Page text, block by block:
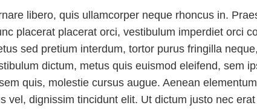
libero, quis ullamcorper neque rhoncus in.
placerat placerat orci, vestibulum imperdiet orci
sed pretium interdum, tortor purus fringilla
dictum, metus quis euismod eleifend, sem
quis, molestie cursus augue. Aenean
vel, dignissim tincidunt elit. Ut dictum justo nec